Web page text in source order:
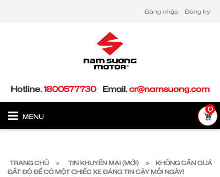
Đăng nhập Đăng ký
Hotline.1800577730 Email.cr@namsuong.com
MENU
0
TRANG CHỦ TIN KHUYẾN MẠI (MỚI)
KHÔNG CẦN QUÁ
ĐẮT ĐỎ ĐỂ CÓ MỘT CHIẾC XE ĐÁNG TIN CẬY MỖI NGÀY!